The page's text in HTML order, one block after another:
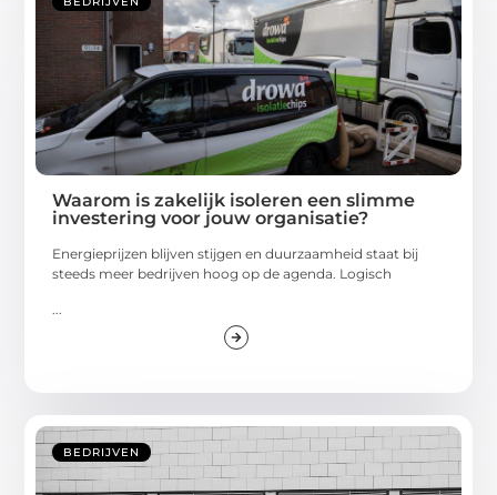
Waarom is zakelijk isoleren een slimme
investering voor jouw organisatie?
Energieprijzen blijven stijgen en duurzaamheid staat bij
steeds meer bedrijven hoog op de agenda. Logisch
...
BEDRIJVEN